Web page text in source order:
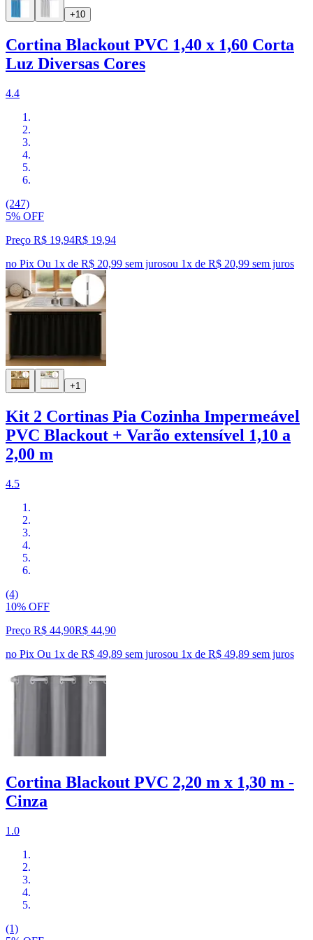
+10
Cortina Blackout PVC 1,40 x 1,60 Corta
Luz Diversas Cores
4.4
(247)
5% OFF
Preço R$ 19,94R$ 19,94
no Pix Ou 1x de R$ 20,99 sem jurosou 1x de R$ 20,99 sem juros
+1
Kit 2 Cortinas Pia Cozinha Impermeável
PVC Blackout + Varão extensível 1,10 a
2,00 m
4.5
(4)
10% OFF
Preço R$ 44,90R$ 44,90
no Pix Ou 1x de R$ 49,89 sem jurosou 1x de R$ 49,89 sem juros
Cortina Blackout PVC 2,20 m x 1,30 m -
Cinza
1.0
(1)